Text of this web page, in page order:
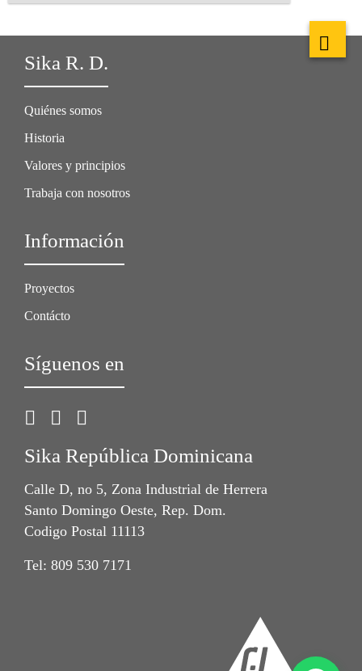
Sika R. D.
Quiénes somos
Historia
Valores y principios
Trabaja con nosotros
Información
Proyectos
Contácto
Síguenos en
Sika República Dominicana
Calle D, no 5, Zona Industrial de Herrera
Santo Domingo Oeste, Rep. Dom.
Codigo Postal 11113
Tel: 809 530 7171